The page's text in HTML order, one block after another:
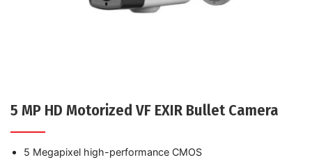
5 MP HD Motorized VF EXIR Bullet Camera
5 Megapixel high-performance CMOS